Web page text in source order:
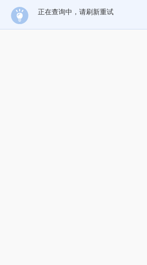
正在查询中，请刷新重试